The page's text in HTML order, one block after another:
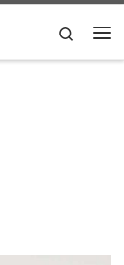
Search